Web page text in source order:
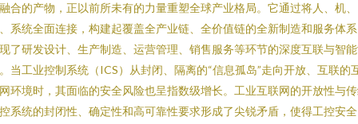
合的产物，正以前所未有的力量重塑全球产业格局。它通过将人、机、
系统全面连接，构建起覆盖全产业链、全价值链的全新制造和服务体
了研发设计、生产制造、运营管理、销售服务等环节的深度互联与智
当工业控制系统（ICS）从封闭、隔离的“信息孤岛”走向开放、互联的
环境时，其面临的安全风险也呈指数级增长。工业互联网的开放性与
系统的封闭性、确定性和高可靠性要求形成了尖锐矛盾，使得工控安全